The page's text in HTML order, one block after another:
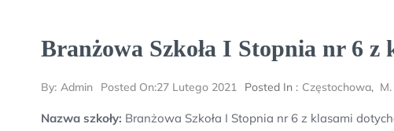
Branżowa Szkoła I Stopnia nr 6 z
By: Admin Posted On:27 Lutego 2021 Posted In : Częstochowa,
Nazwa szkoły: Branżowa Szkoła I Stopnia nr 6 z klasami